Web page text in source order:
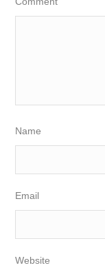
Name
Email
Website